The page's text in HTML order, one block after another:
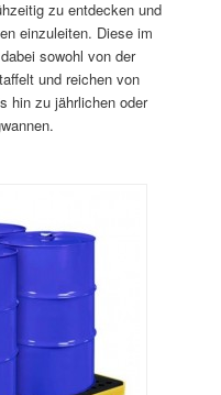
zu entdecken und
einzuleiten. Diese im
sowohl von der
und reichen von
hin zu jährlichen oder